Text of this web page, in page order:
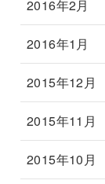
2016年2月
2016年1月
2015年12月
2015年11月
2015年10月